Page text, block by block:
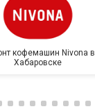
кофемашин Nivona в
Хабаровске